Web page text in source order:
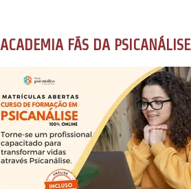
ACADEMIA FÃS DA PSICANÁLISE